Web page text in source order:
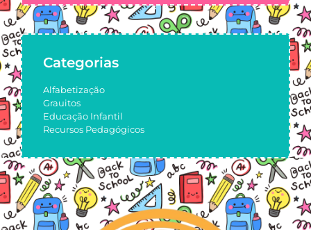
Categorias
Alfabetização
Grauitos
Educação Infantil
Recursos Pedagógicos